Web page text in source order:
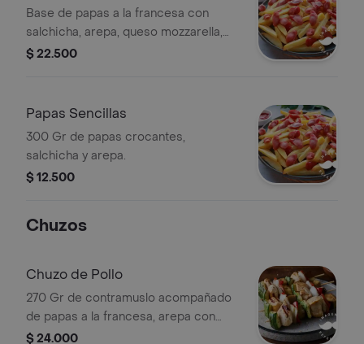
Base de papas a la francesa con
salchicha, arepa, queso mozzarella,
tocineta y ensalada de la casa.
$ 22.500
Papas Sencillas
300 Gr de papas crocantes,
salchicha y arepa.
$ 12.500
Chuzos
Chuzo de Pollo
270 Gr de contramuslo acompañado
de papas a la francesa, arepa con
queso mozzarella y ensalada de la
$ 24.000